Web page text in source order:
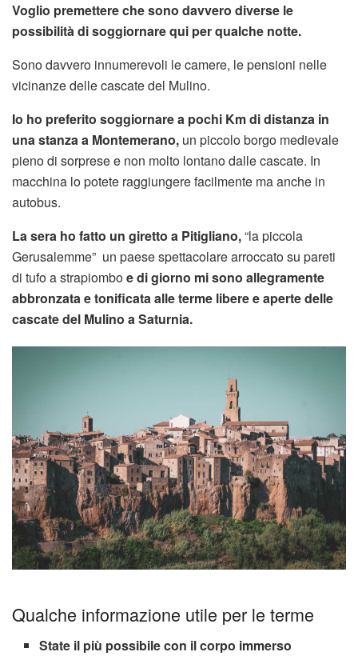
Voglio premettere che sono davvero diverse le
possibilità di soggiornare qui per qualche notte.
Sono davvero innumerevoli le camere, le pensioni nelle
vicinanze delle cascate del Mulino.
Io ho preferito soggiornare a pochi Km di distanza in
una stanza a Montemerano, un piccolo borgo medievale
pieno di sorprese e non molto lontano dalle cascate. In
macchina lo potete raggiungere facilmente ma anche in
autobus.
La sera ho fatto un giretto a Pitigliano,“la piccola
Gerusalemme” un paese spettacolare arroccato su pareti
di tufo a strapiomboe di giorno mi sono allegramente
abbronzata e tonificata alle terme libere e aperte delle
cascate del Mulino a Saturnia.
Qualche informazione utile per le terme
State il più possibile con il corpo immerso